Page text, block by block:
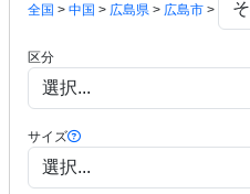
全国 > 中国 > 広島県 > 広島市 >
区分
サイズ